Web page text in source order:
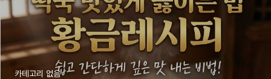
카테고리 없음